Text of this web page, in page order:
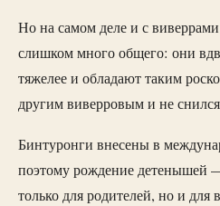
Но на самом деле и с
слишком много общего: они
тяжелее и обладают таким
другим виверровым и не
Бинтуронги внесены в
поэтому рождение детенышей
только для родителей, но и